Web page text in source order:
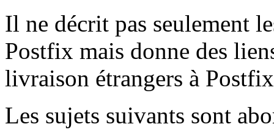
Il ne décrit pas seulement
Postfix mais donne des
livraison étrangers à
Les sujets suivants sont